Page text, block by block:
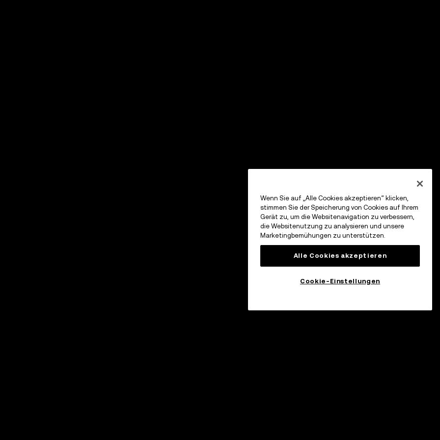
Wenn Sie auf „Alle Cookies akzeptieren“ klicken,
stimmen Sie der Speicherung von Cookies auf Ihrem
Gerät zu, um die Websitenavigation zu verbessern,
die Websitenutzung zu analysieren und unsere
Marketingbemühungen zu unterstützen.
Alle Cookies akzeptieren
Cookie-Einstellungen